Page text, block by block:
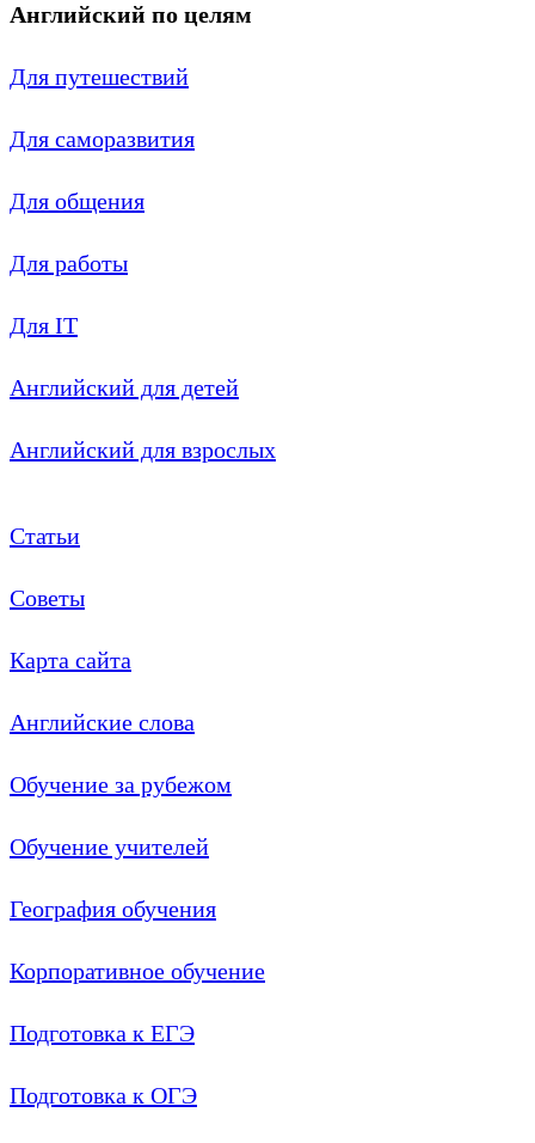
Английский по целям
Для путешествий
Для саморазвития
Для общения
Для работы
Для IT
Английский для детей
Английский для взрослых
Статьи
Советы
Карта сайта
Английские слова
Обучение за рубежом
Обучение учителей
География обучения
Корпоративное обучение
Подготовка к ЕГЭ
Подготовка к ОГЭ